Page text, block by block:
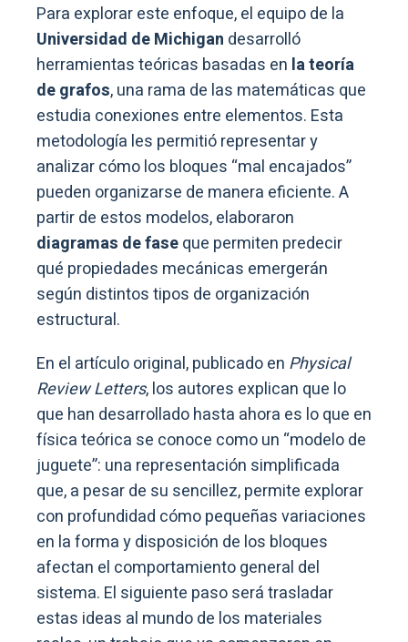
Para explorar este enfoque, el equipo de la
Universidad de Michigan desarrolló
herramientas teóricas basadas en la teoría
de grafos, una rama de las matemáticas que
estudia conexiones entre elementos. Esta
metodología les permitió representar y
analizar cómo los bloques “mal encajados”
pueden organizarse de manera eficiente. A
partir de estos modelos, elaboraron
diagramas de faseque permiten predecir
qué propiedades mecánicas emergerán
según distintos tipos de organización
estructural.
En el artículo original, publicado en Physical
Review Letters, los autores explican que lo
que han desarrollado hasta ahora es lo que en
física teórica se conoce como un “modelo de
juguete”: una representación simplificada
que, a pesar de su sencillez, permite explorar
con profundidad cómo pequeñas variaciones
en la forma y disposición de los bloques
afectan el comportamiento general del
sistema. El siguiente paso será trasladar
estas ideas al mundo de los materiales